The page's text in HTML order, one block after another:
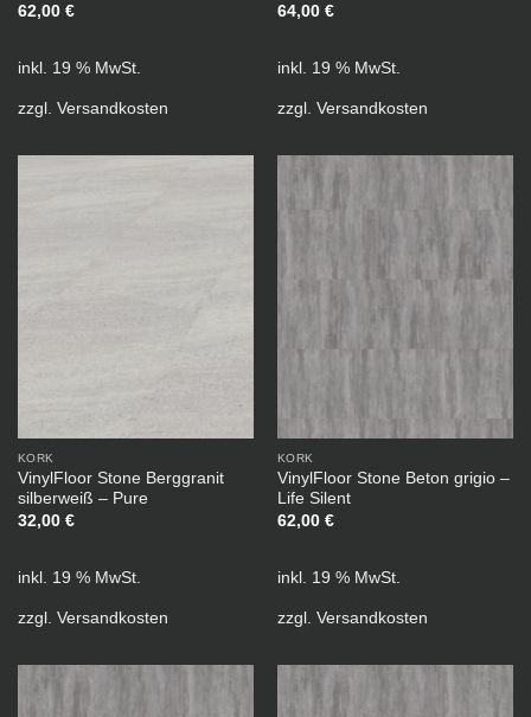
62,00 €
inkl. 19 % MwSt.
zzgl. Versandkosten
64,00 €
inkl. 19 % MwSt.
zzgl. Versandkosten
KORK
VinylFloor Stone Berggranit
silberweiß – Pure
32,00 €
inkl. 19 % MwSt.
zzgl. Versandkosten
KORK
VinylFloor Stone Beton grigio –
Life Silent
62,00 €
inkl. 19 % MwSt.
zzgl. Versandkosten